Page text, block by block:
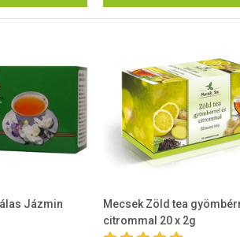
Jázmin
Mecsek Zöld tea
citrommal 20 x 2g